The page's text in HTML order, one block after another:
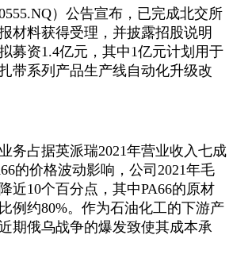
）公告宣布，已完成北交所
材料获得受理，并披露招股说明
募资1.4亿元，其中1亿元计划用于
系列产品生产线自动化升级改
务占据英派瑞2021年营业收入七成
的价格波动影响，公司2021年毛
近10个百分点，其中PA66的原材
例约80%。作为石油化工的下游产
期俄乌战争的爆发致使其成本承